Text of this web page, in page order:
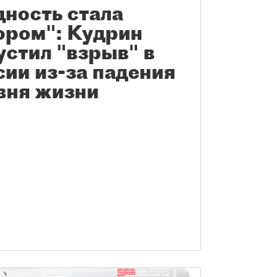
стала
Кудрин
"взрыв" в
из-за падения
жизни